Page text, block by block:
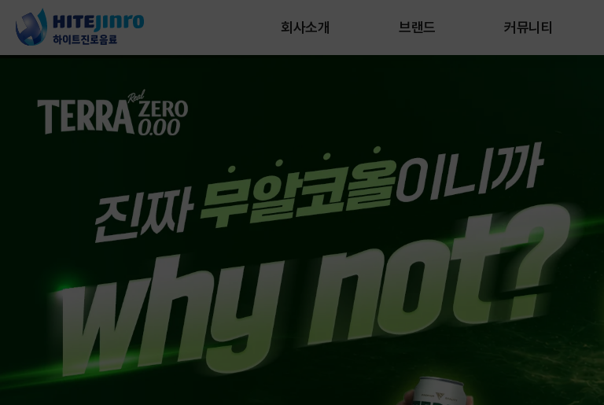
회사소개 브랜드 커뮤니티